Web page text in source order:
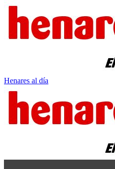
Henares al día